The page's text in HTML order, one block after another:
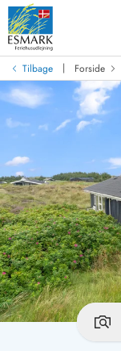
Tilbage | Forside